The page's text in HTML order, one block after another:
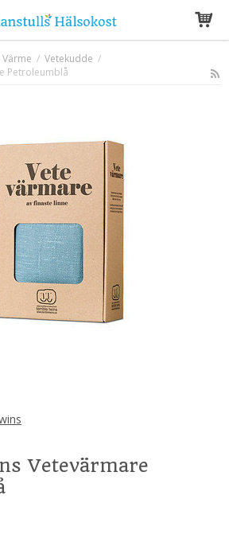
har blivit tillagd i varukorgen
Värme / Vetekudde /
Petroleumblå
Vetevärmare